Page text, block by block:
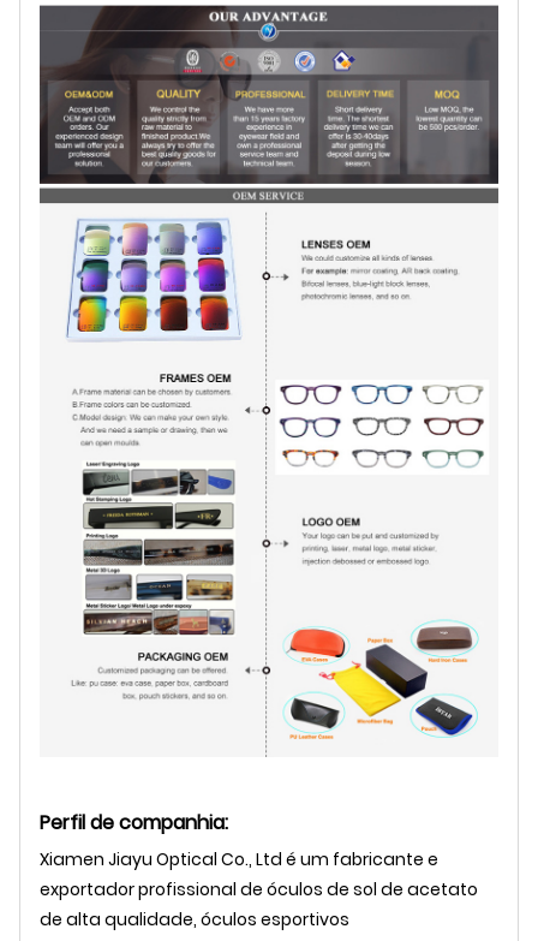
Perfil de companhia:
Xiamen Jiayu Optical Co., Ltd é um fabricante e
exportador profissional de óculos de sol de acetato
de alta qualidade, óculos esportivos